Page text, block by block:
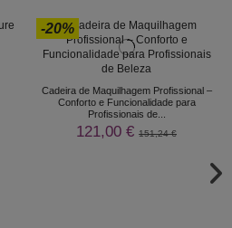
-20%
Cadeira de Maquilhagem Profissional –
Conforto e Funcionalidade para
Profissionais de...
121,00 € 151,24 €